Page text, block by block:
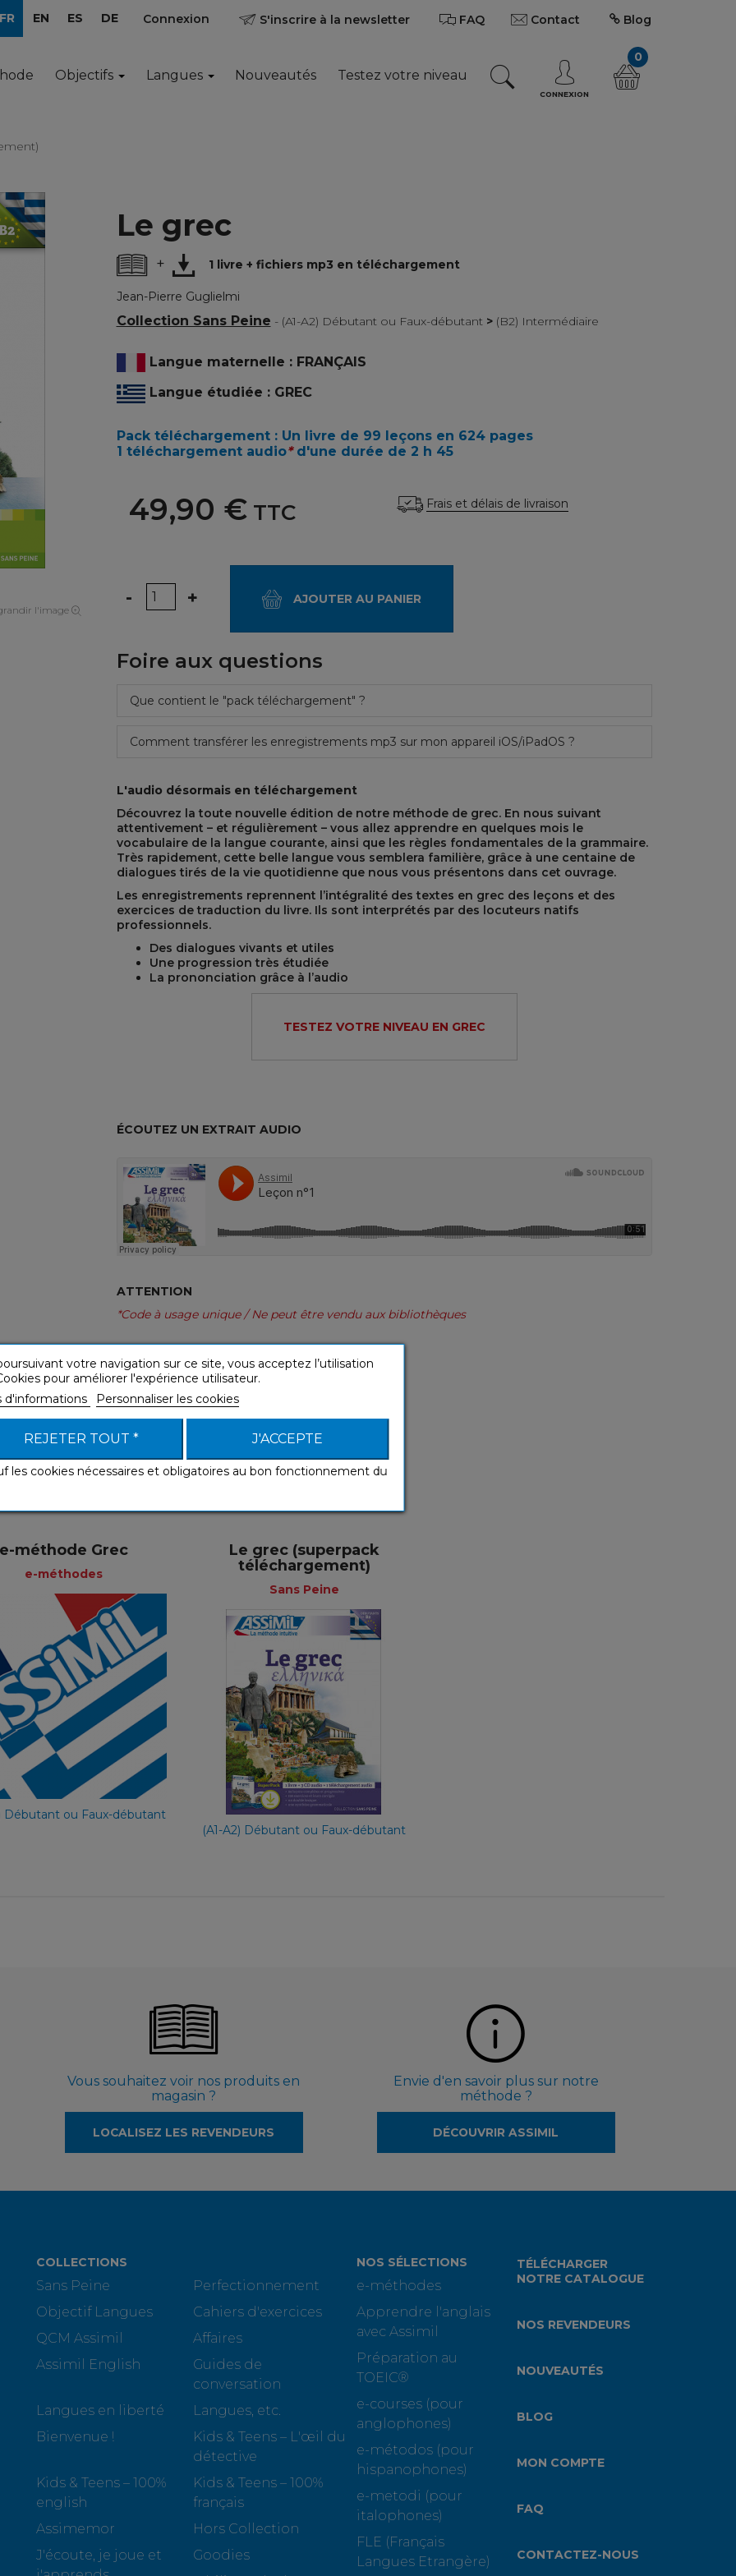
FR EN ES DE Connexion S'inscrire à la newsletter FAQ Contact Blog
Objectifs Langues Nouveautés Testez votre niveau
CONNEXION
0
l'image
Le grec
+ 1 livre + fichiers mp3 en téléchargement
Jean-Pierre Guglielmi
Collection Sans Peine - (A1-A2) Débutant ou Faux-débutant >(B2) Intermédiaire
Langue maternelle : FRANÇAIS
Langue étudiée : GREC
Pack téléchargement : Un livre de 99 leçons en 624 pages
1 téléchargement audio* d'une durée de 2 h 45
49,90 €TTC Frais et délais de livraison
Quantité
- + AJOUTER AU PANIER
Foire aux questions
Que contient le "pack téléchargement" ?
Comment transférer les enregistrements mp3 sur mon appareil iOS/iPadOS ?
L'audio désormais en téléchargement
Découvrez la toute nouvelle édition de notre méthode de grec. En nous suivant
attentivement – et régulièrement – vous allez apprendre en quelques mois le
vocabulaire de la langue courante, ainsi que les règles fondamentales de la grammaire.
Très rapidement, cette belle langue vous semblera familière, grâce à une centaine de
dialogues tirés de la vie quotidienne que nous vous présentons dans cet ouvrage.
Les enregistrements reprennent l’intégralité des textes en grec des leçons et des
exercices de traduction du livre. Ils sont interprétés par des locuteurs natifs
professionnels.
Des dialogues vivants et utiles
Une progression très étudiée
La prononciation grâce à l’audio
TESTEZ VOTRE NIVEAU EN GREC
ÉCOUTEZ UN EXTRAIT AUDIO
ATTENTION
*Code à usage unique / Ne peut être vendu aux bibliothèques
aussi dans d'autres formats
e-méthode Grec
e-méthodes
Débutant ou Faux-débutant
e-méthodes
Français
49,90 €
Le grec (superpack
téléchargement)
Sans Peine
(A1-A2) Débutant ou Faux-débutant
+ +
Sans Peine
65,90 €
Vous souhaitez voir nos produits en
magasin ?
LOCALISEZ LES REVENDEURS
Envie d'en savoir plus sur notre
méthode ?
DÉCOUVRIR ASSIMIL
COLLECTIONS
Sans Peine
Perfectionnement
Objectif Langues
Cahiers d'exercices
QCM Assimil
Affaires
Assimil English
Guides de
conversation
Langues en liberté
Langues, etc.
Bienvenue !
Kids & Teens – L'œil du
détective
Kids & Teens – 100%
english
Kids & Teens – 100%
français
Assimemor
Hors Collection
J'écoute, je joue et
Goodies
NOS SÉLECTIONS
e-méthodes
Apprendre l'anglais
avec Assimil
Préparation au
TOEIC®
e-courses (pour
anglophones)
e-métodos (pour
hispanophones)
e-metodi (pour
italophones)
FLE (Français
Langues Etrangère)
TÉLÉCHARGER
NOTRE CATALOGUE
NOS REVENDEURS
NOUVEAUTÉS
BLOG
MON COMPTE
FAQ
CONTACTEZ-NOUS
votre navigation sur ce site, vous acceptez l’utilisation
pour améliorer l'expérience utilisateur.
d'informations
Personnaliser les cookies
REJETER TOUT * J'ACCEPTE
les cookies nécessaires et obligatoires au bon fonctionnement du